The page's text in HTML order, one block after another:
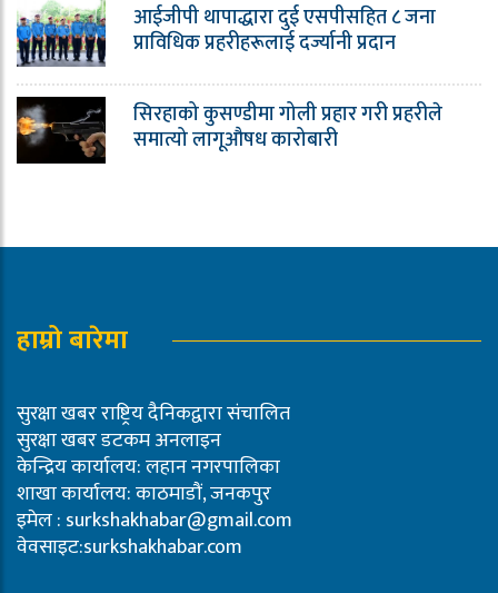
आईजीपी थापाद्धारा दुई एसपीसहित ८ जना
प्राविधिक प्रहरीहरूलाई दर्ज्यानी प्रदान
सिरहाको कुसण्डीमा गोली प्रहार गरी प्रहरीले
समात्यो लागूऔषध कारोबारी
हाम्रो बारेमा
सुरक्षा खबर राष्ट्रिय दैनिकद्वारा संचालित
सुरक्षा खबर डटकम अनलाइन
केन्द्रिय कार्यालय: लहान नगरपालिका
शाखा कार्यालय: काठमाडौं, जनकपुर
इमेल : surkshakhabar@gmail.com
वेवसाइट:surkshakhabar.com